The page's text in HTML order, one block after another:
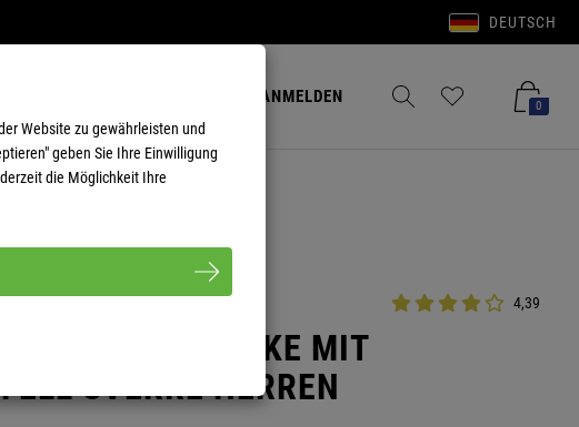
DEUTSCH
AnmeldenANMELDEN Merkzettel aufklappenWarenkorb
0
4,39
STRICKJACKE MIT
SVERRE HERREN
Website zu gewährleisten und
geben Sie Ihre Einwilligung
die Möglichkeit Ihre